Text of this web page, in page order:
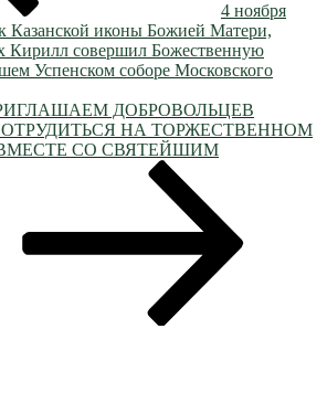
4 ноября
Казанской иконы Божией Матери,
Кирилл совершил Божественную
Успенском соборе Московского
ДОБРОВОЛЬЦЕВ
НА ТОРЖЕСТВЕННОМ
СО СВЯТЕЙШИМ